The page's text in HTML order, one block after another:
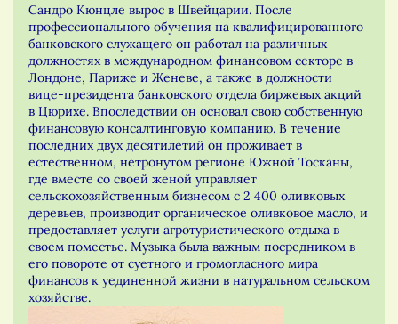
Сандро Кюнцле вырос в Швейцарии. После
профессионального обучения на квалифицированного
банковского служащего он работал на различных
должностях в международном финансовом секторе в
Лондоне, Париже и Женеве, а также в должности
вице-президента банковского отдела биржевых акций
в Цюрихе. Впоследствии он основал свою собственную
финансовую консалтинговую компанию. В течение
последних двух десятилетий он проживает в
естественном, нетронутом регионе Южной Тосканы,
где вместе со своей женой управляет
сельскохозяйственным бизнесом с 2 400 оливковых
деревьев, производит органическое оливковое масло, и
предоставляет услуги агротуристического отдыха в
своем поместье. Музыка была важным посредником в
его повороте от суетного и громогласного мира
финансов к уединенной жизни в натуральном сельском
хозяйстве.